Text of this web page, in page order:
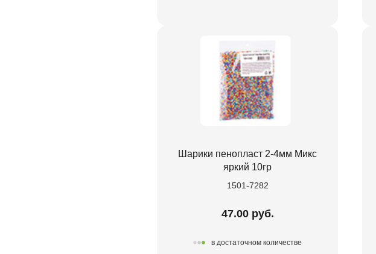
Шарики пенопласт 2-4мм Микс
яркий 10гр
1501-7282
47.00 руб.
в достаточном количестве